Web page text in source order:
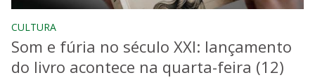
CULTURA
Som e fúria no século XXI: lançamento
do livro acontece na quarta-feira (12)